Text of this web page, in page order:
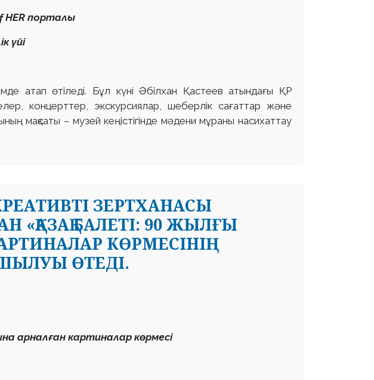
HER порталы
үйі
атап өтіледі. Бұл күні Әбілхан Қастеев атындағы ҚР
концерттер, экскурсиялар, шеберлік сағаттар және
мақсаты – музей кеңістігінде мәдени мұраны насихаттау
ЗЕРТХАНАСЫ
БАЛЕТІ: 90 ЖЫЛҒЫ
КӨРМЕСІНІҢ
ӨТЕДІ.
арналған картиналар көрмесі